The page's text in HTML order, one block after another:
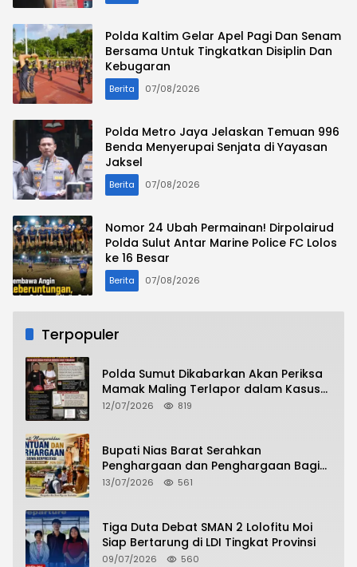
Polda Kaltim Gelar Apel Pagi Dan Senam
Bersama Untuk Tingkatkan Disiplin Dan
Kebugaran
Berita 07/08/2026
Polda Metro Jaya Jelaskan Temuan 996
Benda Menyerupai Senjata di Yayasan
Jaksel
Berita 07/08/2026
Nomor 24 Ubah Permainan! Dirpolairud
Polda Sulut Antar Marine Police FC Lolos
ke 16 Besar
Berita 07/08/2026
Terpopuler
Polda Sumut Dikabarkan Akan Periksa
Mamak Maling Terlapor dalam Kasus
Dugaan Penipuan Bermodus Surat
12/07/2026 819
Bupati Nias Barat Serahkan
Penghargaan dan Penghargaan Bagi
Siswa Berprestasi Pada Pembukaan TA
13/07/2026 561
Tiga Duta Debat SMAN 2 Lolofitu Moi
Siap Bertarung di LDI Tingkat Provinsi
09/07/2026 560